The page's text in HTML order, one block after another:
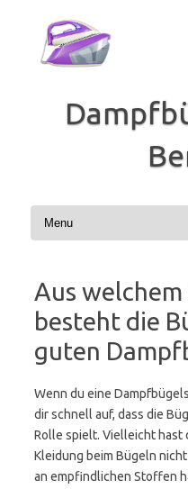
springen
Aus
besteht die
guten
Wenn du eine
dir schnell auf, dass die
Rolle spielt. Vielleicht hast
Kleidung beim Bügeln
an empfindlichen Stoffen